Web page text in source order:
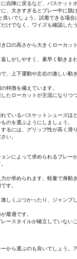
自陣に戻るなど、バスケッ
、大きすぎるとプレー中に脱
いでしょう。試着できる場
けでなく、ワイズも確認した
口の高さから大きくローカ
しがしやすく、素早く動きま
、上下運動や左右の激しい動
特徴を備えています。
たローカットが主流になり
ているバスケットシューズほ
のを選ぶようにしましょう。
るには、グリップ性が高く滑
い。
ンによって求められるプレ
が求められます。軽量で身
す。
しくぶつかったり、ジャン
最適です。
ースタイルが確立していな
から選ぶのも良いでしょう